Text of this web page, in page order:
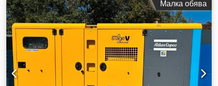
компресора шумоизолирана кабина (само 67 dB) отговаря
на стандартите CE Cedpfx Afezpxuve Hoha година на
производство: 2025, НОВ
Малка обява